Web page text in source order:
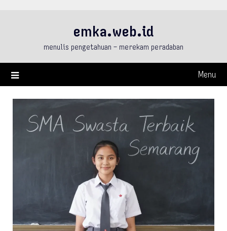
emka.web.id
menulis pengetahuan – merekam peradaban
Menu